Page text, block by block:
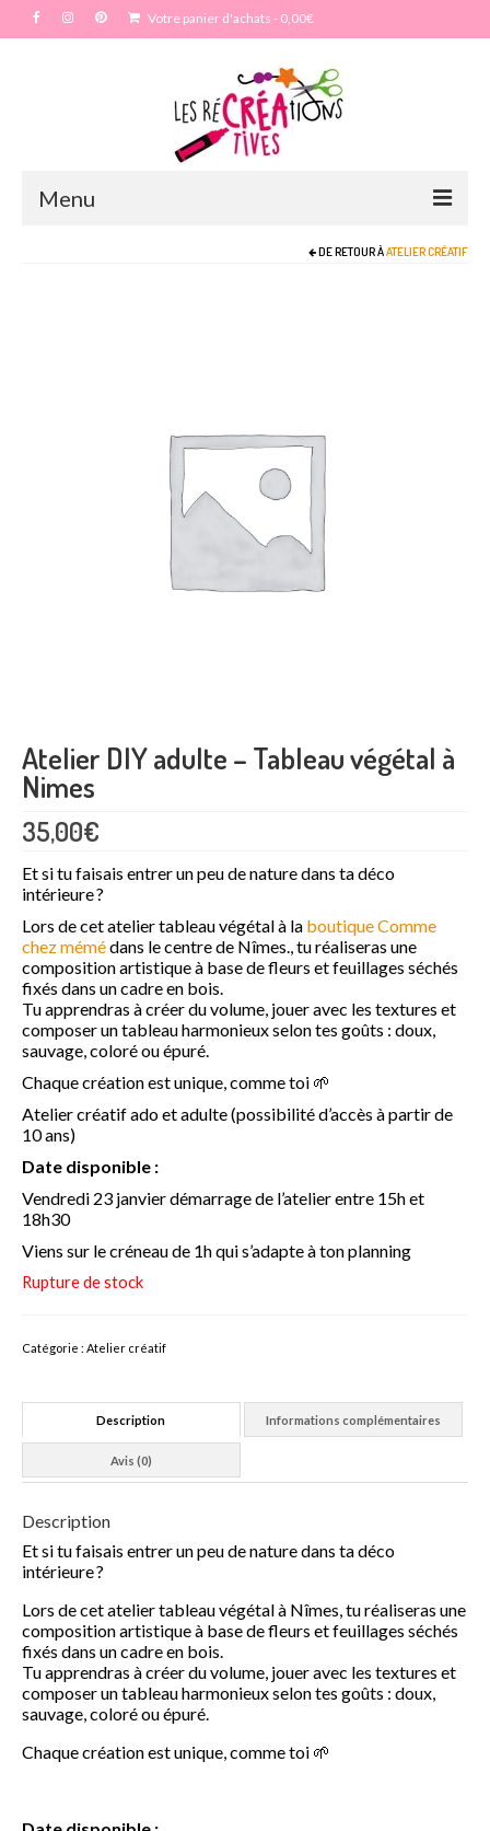
Votre panier d'achats - 0,00€
Menu
Maquillage artistique adulte
Formation maquillage enfant
Team building
Atelier DIY en entreprise
Bulles de savon géantes
Bracelet permanent
Maquillage artistique adulte
Maquillage enfant
Formation maquillage enfant
Sculpture de ballon
Création de contenu DIY
Book
Blog
DIY
Anniversaire
EVJF/Mariage
Technique artistique
Coups de coeur
Du côté des créateurs
Boutique
Contact
DE RETOUR ÀATELIER CRÉATIF
Atelier DIY adulte – Tableau végétal à
Nimes
35,00€
Et si tu faisais entrer un peu de nature dans ta déco
intérieure ?
Lors de cet atelier tableau végétal à la boutique Comme
chez mémédans le centre de Nîmes., tu réaliseras une
composition artistique à base de fleurs et feuillages séchés
fixés dans un cadre en bois.
Tu apprendras à créer du volume, jouer avec les textures et
composer un tableau harmonieux selon tes goûts : doux,
sauvage, coloré ou épuré.
Chaque création est unique, comme toi 🌱
Atelier créatif ado et adulte (possibilité d’accès à partir de
10 ans)
Date disponible :
Vendredi 23 janvier démarrage de l’atelier entre 15h et
18h30
Viens sur le créneau de 1h qui s’adapte à ton planning
Rupture de stock
Catégorie : Atelier créatif
Description Informations complémentaires
Avis (0)
Description
Et si tu faisais entrer un peu de nature dans ta déco
intérieure ?
Lors de cet atelier tableau végétal à Nîmes, tu réaliseras une
composition artistique à base de fleurs et feuillages séchés
fixés dans un cadre en bois.
Tu apprendras à créer du volume, jouer avec les textures et
composer un tableau harmonieux selon tes goûts : doux,
sauvage, coloré ou épuré.
Chaque création est unique, comme toi 🌱